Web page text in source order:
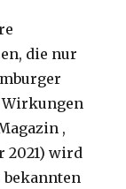
die nur
Wirkungen
,
2021) wird
bekannten